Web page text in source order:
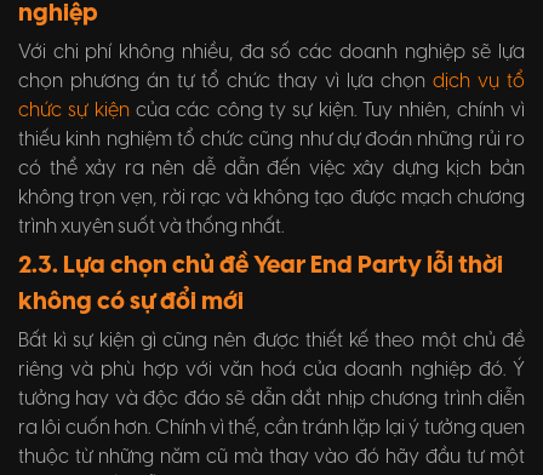
nghiệp
Với chi phí không nhiều, đa số các doanh nghiệp sẽ lựa
chọn phương án tự tổ chức thay vì lựa chọn dịch vụ tổ
chức sự kiệncủa các công ty sự kiện. Tuy nhiên, chính vì
thiếu kinh nghiệm tổ chức cũng như dự đoán những rủi ro
có thể xảy ra nên dễ dẫn đến việc xây dựng kịch bản
không trọn vẹn, rời rạc và không tạo được mạch chương
trình xuyên suốt và thống nhất.
2.3. Lựa chọn chủ đề Year End Party lỗi thời
không có sự đổi mới
Bất kì sự kiện gì cũng nên được thiết kế theo một chủ đề
riêng và phù hợp với văn hoá của doanh nghiệp đó. Ý
tưởng hay và độc đáo sẽ dẫn dắt nhịp chương trình diễn
ra lôi cuốn hơn. Chính vì thế, cần tránh lặp lại ý tưởng quen
thuộc từ những năm cũ mà thay vào đó hãy đầu tư một